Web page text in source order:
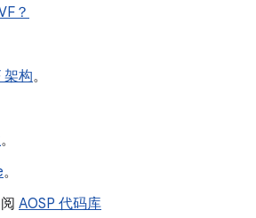
？
架构。
。
。
AOSP 代码库